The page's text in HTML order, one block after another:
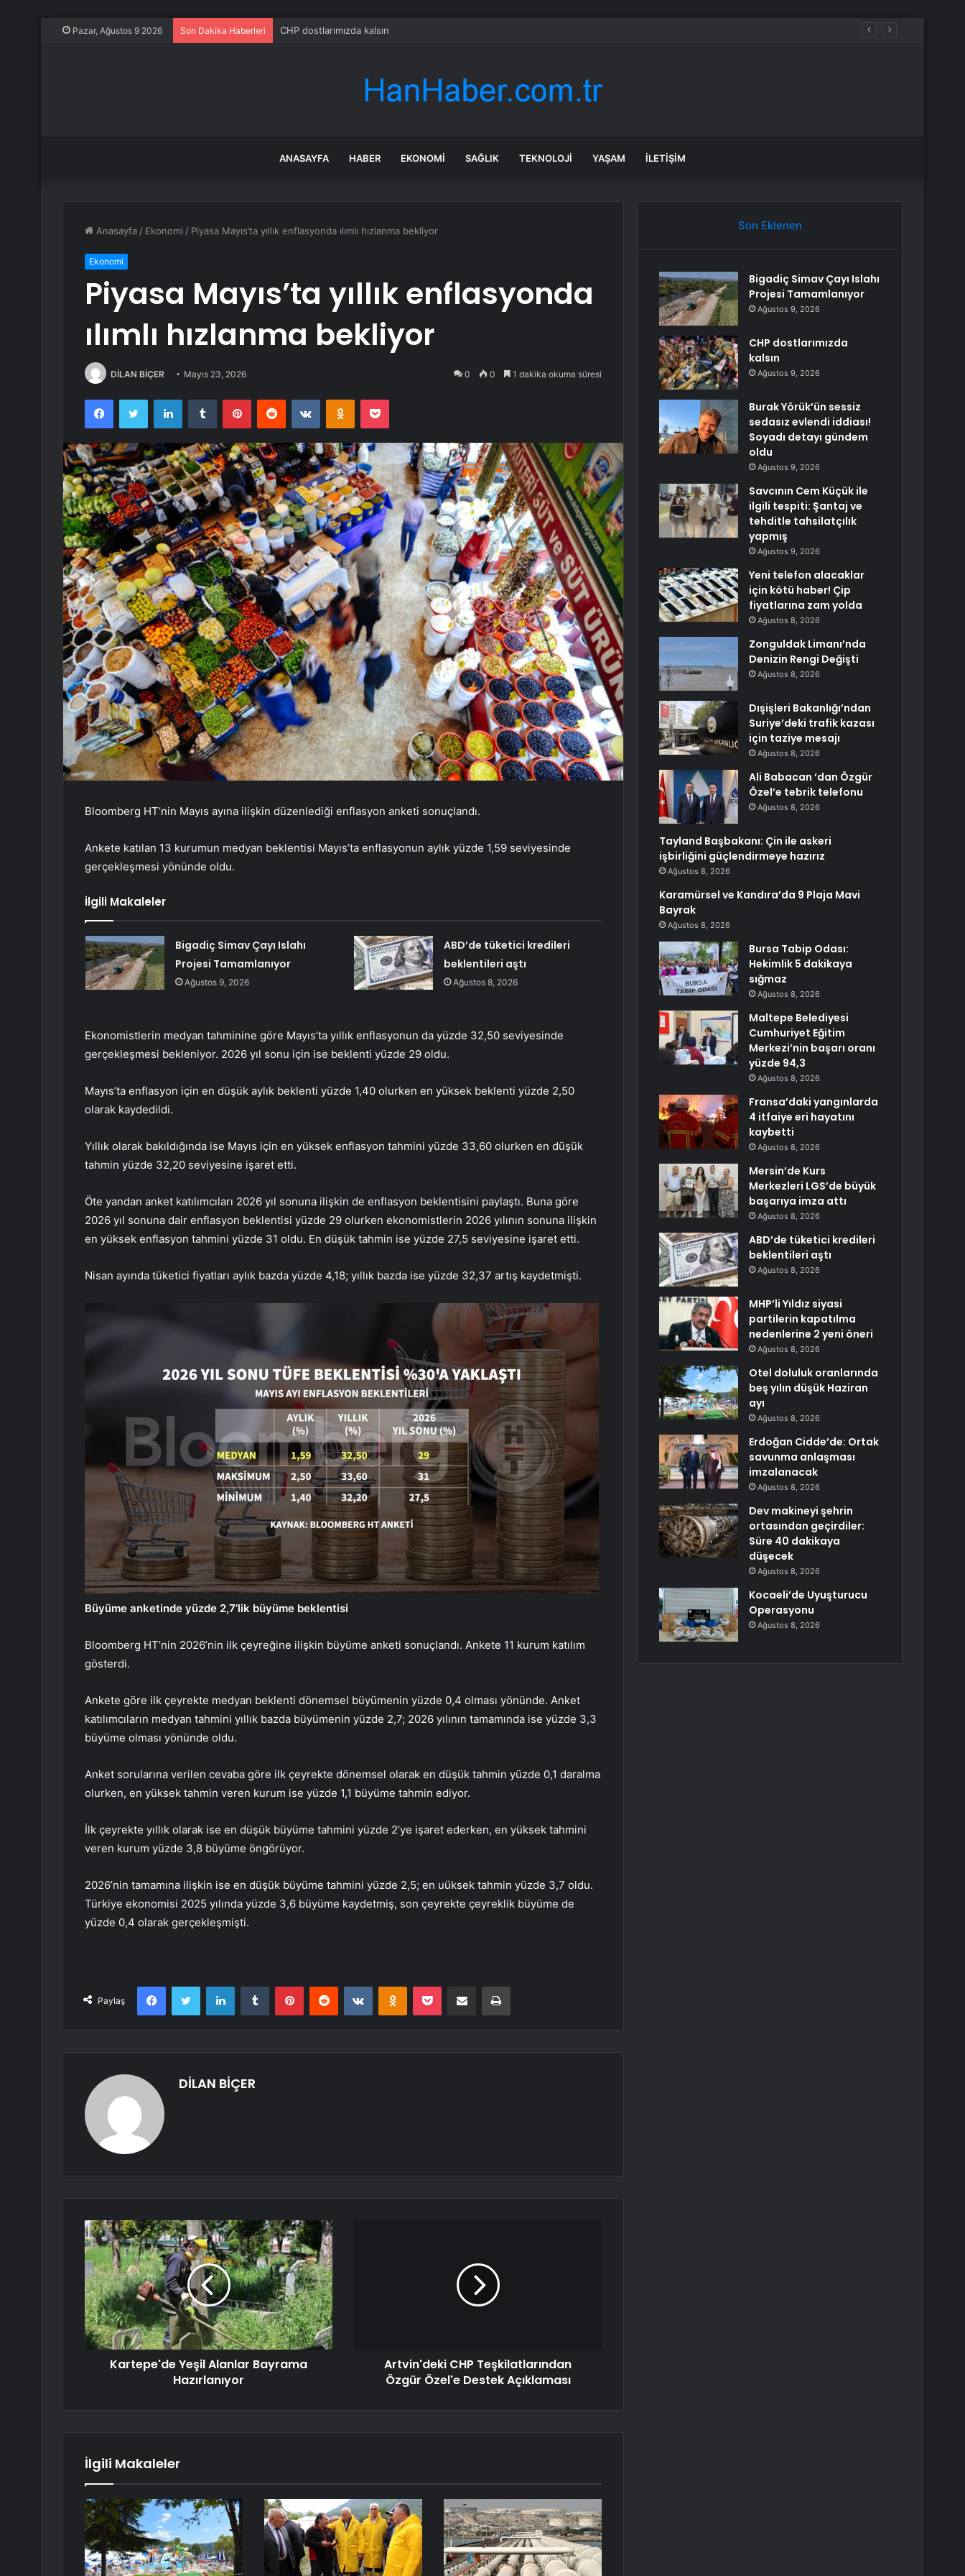
Pazar, Ağustos 9 2026 Son Dakika Haberleri CHP dostlarımızda kalsın
ANASAYFA HABER EKONOMI SAĞLIK TEKNOLOJI YAŞAM İLETIŞIM
Anasayfa / Ekonomi / Piyasa Mayıs’ta yıllık enflasyonda ılımlı hızlanma bekliyor
Ekonomi
Piyasa Mayıs’ta yıllık enflasyonda
ılımlı hızlanma bekliyor
DİLAN BİÇER Mayıs 23, 2026 0 0 1 dakika okuma süresi
FacebookTwitter LinkedInTumblr PinterestReddit VKontakteOdnoklassniki
Pocket
Bloomberg HT’nin Mayıs ayına ilişkin düzenlediği enflasyon anketi sonuçlandı.
Ankete katılan 13 kurumun medyan beklentisi Mayıs’ta enflasyonun aylık yüzde 1,59 seviyesinde
gerçekleşmesi yönünde oldu.
İlgili Makaleler
Bigadiç Simav Çayı Islahı
Projesi Tamamlanıyor
Ağustos 9, 2026
ABD’de tüketici kredileri
beklentileri aştı
Ağustos 8, 2026
Ekonomistlerin medyan tahminine göre Mayıs’ta yıllık enflasyonun da yüzde 32,50 seviyesinde
gerçekleşmesi bekleniyor. 2026 yıl sonu için ise beklenti yüzde 29 oldu.
Mayıs’ta enflasyon için en düşük aylık beklenti yüzde 1,40 olurken en yüksek beklenti yüzde 2,50
olarak kaydedildi.
Yıllık olarak bakıldığında ise Mayıs için en yüksek enflasyon tahmini yüzde 33,60 olurken en düşük
tahmin yüzde 32,20 seviyesine işaret etti.
Öte yandan anket katılımcıları 2026 yıl sonuna ilişkin de enflasyon beklentisini paylaştı. Buna göre
2026 yıl sonuna dair enflasyon beklentisi yüzde 29 olurken ekonomistlerin 2026 yılının sonuna ilişkin
en yüksek enflasyon tahmini yüzde 31 oldu. En düşük tahmin ise yüzde 27,5 seviyesine işaret etti.
Nisan ayında tüketici fiyatları aylık bazda yüzde 4,18; yıllık bazda ise yüzde 32,37 artış kaydetmişti.
Büyüme anketinde yüzde 2,7’lik büyüme beklentisi
Bloomberg HT’nin 2026’nin ilk çeyreğine ilişkin büyüme anketi sonuçlandı. Ankete 11 kurum katılım
gösterdi.
Ankete göre ilk çeyrekte medyan beklenti dönemsel büyümenin yüzde 0,4 olması yönünde. Anket
katılımcıların medyan tahmini yıllık bazda büyümenin yüzde 2,7; 2026 yılının tamamında ise yüzde 3,3
büyüme olması yönünde oldu.
Anket sorularına verilen cevaba göre ilk çeyrekte dönemsel olarak en düşük tahmin yüzde 0,1 daralma
olurken, en yüksek tahmin veren kurum ise yüzde 1,1 büyüme tahmin ediyor.
İlk çeyrekte yıllık olarak ise en düşük büyüme tahmini yüzde 2’ye işaret ederken, en yüksek tahmini
veren kurum yüzde 3,8 büyüme öngörüyor.
2026’nin tamamına ilişkin ise en düşük büyüme tahmini yüzde 2,5; en uüksek tahmin yüzde 3,7 oldu.
Türkiye ekonomisi 2025 yılında yüzde 3,6 büyüme kaydetmiş, son çeyrekte çeyreklik büyüme de
yüzde 0,4 olarak gerçekleşmişti.
Paylaş
FacebookTwitter LinkedInTumblr PinterestReddit VKontakteOdnoklassniki
Pocket E-Posta ile paylaş Yazdır
DİLAN BİÇER
Kartepe'de Yeşil Alanlar Bayrama
Hazırlanıyor
Artvin'deki CHP Teşkilatlarından
Özgür Özel'e Destek Açıklaması
İlgili Makaleler
Son Eklenen
Bigadiç Simav Çayı Islahı
Projesi Tamamlanıyor
Ağustos 9, 2026
CHP dostlarımızda
kalsın
Ağustos 9, 2026
Burak Yörük’ün sessiz
sedasız evlendi iddiası!
Soyadı detayı gündem
oldu
Ağustos 9, 2026
Savcının Cem Küçük ile
ilgili tespiti: Şantaj ve
tehditle tahsilatçılık
yapmış
Ağustos 9, 2026
Yeni telefon alacaklar
için kötü haber! Çip
fiyatlarına zam yolda
Ağustos 8, 2026
Zonguldak Limanı’nda
Denizin Rengi Değişti
Ağustos 8, 2026
Dışişleri Bakanlığı’ndan
Suriye’deki trafik kazası
için taziye mesajı
Ağustos 8, 2026
Ali Babacan ‘dan Özgür
Özel’e tebrik telefonu
Ağustos 8, 2026
Tayland Başbakanı: Çin ile askeri
işbirliğini güçlendirmeye hazırız
Ağustos 8, 2026
Karamürsel ve Kandıra’da 9 Plaja Mavi
Bayrak
Ağustos 8, 2026
Bursa Tabip Odası:
Hekimlik 5 dakikaya
sığmaz
Ağustos 8, 2026
Maltepe Belediyesi
Cumhuriyet Eğitim
Merkezi’nin başarı oranı
yüzde 94,3
Ağustos 8, 2026
Fransa’daki yangınlarda
4 itfaiye eri hayatını
kaybetti
Ağustos 8, 2026
Mersin’de Kurs
Merkezleri LGS’de büyük
başarıya imza attı
Ağustos 8, 2026
ABD’de tüketici kredileri
beklentileri aştı
Ağustos 8, 2026
MHP’li Yıldız siyasi
partilerin kapatılma
nedenlerine 2 yeni öneri
Ağustos 8, 2026
Otel doluluk oranlarında
beş yılın düşük Haziran
ayı
Ağustos 8, 2026
Erdoğan Cidde’de: Ortak
savunma anlaşması
imzalanacak
Ağustos 8, 2026
Dev makineyi şehrin
ortasından geçirdiler:
Süre 40 dakikaya
düşecek
Ağustos 8, 2026
Kocaeli’de Uyuşturucu
Operasyonu
Ağustos 8, 2026